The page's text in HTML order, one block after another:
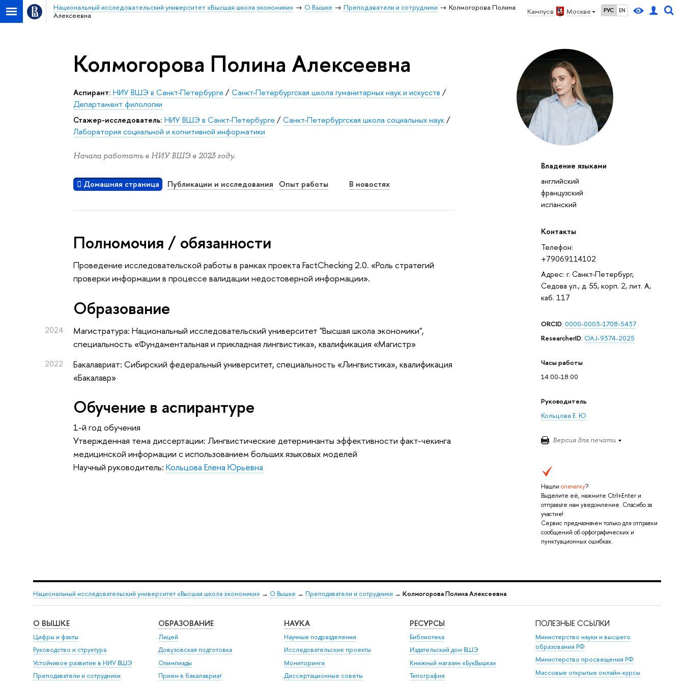
Кампус в Москве РУС EN
Национальный исследовательский университет «Высшая школа экономики» О Вышке Преподаватели и сотрудники
Колмогорова Полина
Алексеевна
Владение языками
английский
французский
испанский
Контакты
Телефон:
+79069114102
Адрес: г. Санкт-Петербург,
Седова ул., д. 55, корп. 2, лит. А,
каб. 117
ORCID: 0000-0003-1708-5437
ResearcherID: OAJ-9374-2025
Часы работы
14:00-18:00
Руководитель
Кольцова Е. Ю.
Версия для печати
Нашли опечатку?
Выделите её, нажмите Ctrl+Enter и
отправьте нам уведомление. Спасибо за
участие!
Сервис предназначен только для отправки
сообщений об орфографических и
пунктуационных ошибках.
Колмогорова Полина Алексеевна
Аспирант: НИУ ВШЭ в Санкт-Петербурге /Санкт-Петербургская школа гуманитарных наук и искусств /
Департамент филологии
Стажер-исследователь: НИУ ВШЭ в Санкт-Петербурге /Санкт-Петербургская школа социальных наук/
Лаборатория социальной и когнитивной информатики
Начала работать в НИУ ВШЭ в 2023 году.
Домашняя страница Публикации и исследования Опыт работы В новостях
Полномочия / обязанности
Проведение исследовательской работы в рамках проекта FactChecking 2.0. «Роль стратегий
проверки информации в процессе валидации недостоверной информации».
Oбразование
2024
Магистратура: Национальный исследовательский университет "Высшая школа экономики",
специальность «Фундаментальная и прикладная лингвистика», квалификация «Магистр»
2022
Бакалавриат: Сибирский федеральный университет, специальность «Лингвистика», квалификация
«Бакалавр»
Обучение в аспирантуре
1-й год обучения
Утвержденная тема диссертации: Лингвистические детерминанты эффективности факт-чекинга
медицинской информации с использованием больших языковых моделей
Научный руководитель:Кольцова Елена Юрьевна
Национальный исследовательский университет «Высшая школа экономики» → О Вышке → Преподаватели и сотрудники → Колмогорова Полина Алексеевна
О ВЫШКЕ
Цифры и факты
Руководство и структура
Устойчивое развитие в НИУ ВШЭ
Преподаватели и сотрудники
ОБРАЗОВАНИЕ
Лицей
Довузовская подготовка
Олимпиады
Прием в бакалавриат
НАУКА
Научные подразделения
Исследовательские проекты
Мониторинги
Диссертационные советы
РЕСУРСЫ
Библиотека
Издательский дом ВШЭ
Книжный магазин «БукВышка»
Типография
ПОЛЕЗНЫЕ ССЫЛКИ
Министерство науки и высшего
образования РФ
Министерство просвещения РФ
Массовые открытые онлайн-курсы